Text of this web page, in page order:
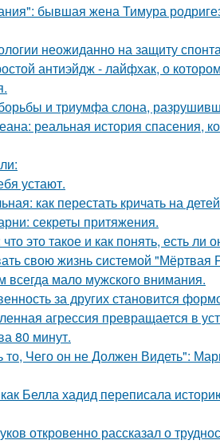
бывшая жена Тимура
неожиданно на защиту
антиэйдж - лайфхак, о
и триумфа слона,
реальная история спасения,
устают.
как перестать кричать на
секреты притяжения.
это такое и как понять, есть ли
свою жизнь системой "Мёртвая
мало мужского внимания.
за других становится
агрессия превращается в
80 минут.
Чего он не Должен Видеть":
Белла хадид переписала
откровенно рассказал о